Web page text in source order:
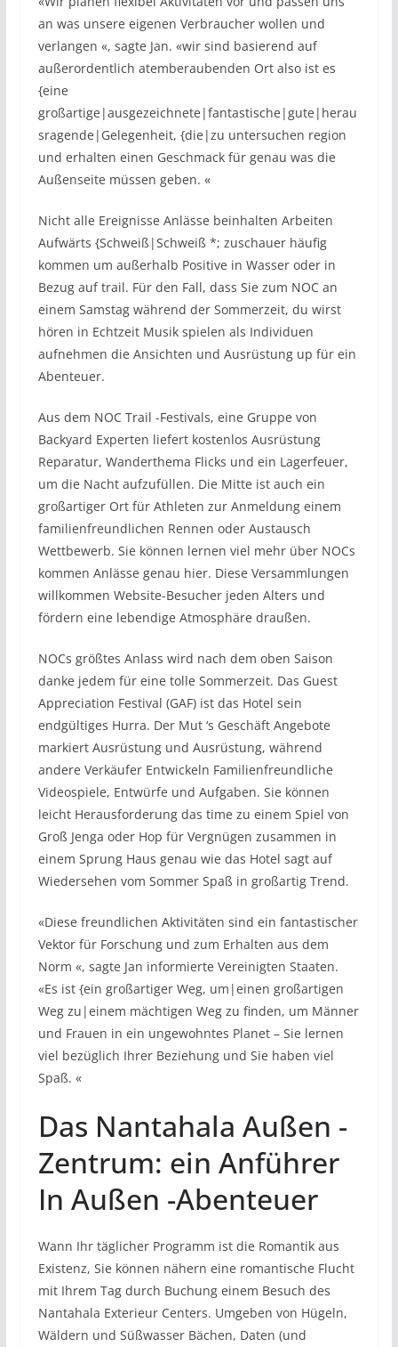
an was unsere eigenen Verbraucher wollen und
verlangen «, sagte Jan. «wir sind basierend auf
außerordentlich atemberaubenden Ort also ist es
{eine
großartige|ausgezeichnete|fantastische|gute|herau
sragende|Gelegenheit, {die|zu untersuchen region
und erhalten einen Geschmack für genau was die
Außenseite müssen geben. «
Nicht alle Ereignisse Anlässe beinhalten Arbeiten
Aufwärts {Schweiß|Schweiß *; zuschauer häufig
kommen um außerhalb Positive in Wasser oder in
Bezug auf trail. Für den Fall, dass Sie zum NOC an
einem Samstag während der Sommerzeit, du wirst
hören in Echtzeit Musik spielen als Individuen
aufnehmen die Ansichten und Ausrüstung up für ein
Abenteuer.
Aus dem NOC Trail -Festivals, eine Gruppe von
Backyard Experten liefert kostenlos Ausrüstung
Reparatur, Wanderthema Flicks und ein Lagerfeuer,
um die Nacht aufzufüllen. Die Mitte ist auch ein
großartiger Ort für Athleten zur Anmeldung einem
familienfreundlichen Rennen oder Austausch
Wettbewerb. Sie können lernen viel mehr über NOCs
kommen Anlässe genau hier. Diese Versammlungen
willkommen Website-Besucher jeden Alters und
fördern eine lebendige Atmosphäre draußen.
NOCs größtes Anlass wird nach dem oben Saison
danke jedem für eine tolle Sommerzeit. Das Guest
Appreciation Festival (GAF) ist das Hotel sein
endgültiges Hurra. Der Mut ‘s Geschäft Angebote
markiert Ausrüstung und Ausrüstung, während
andere Verkäufer Entwickeln Familienfreundliche
Videospiele, Entwürfe und Aufgaben. Sie können
leicht Herausforderung das time zu einem Spiel von
Groß Jenga oder Hop für Vergnügen zusammen in
einem Sprung Haus genau wie das Hotel sagt auf
Wiedersehen vom Sommer Spaß in großartig Trend.
«Diese freundlichen Aktivitäten sind ein fantastischer
Vektor für Forschung und zum Erhalten aus dem
Norm «, sagte Jan informierte Vereinigten Staaten.
«Es ist {ein großartiger Weg, um|einen großartigen
Weg zu|einem mächtigen Weg zu finden, um Männer
und Frauen in ein ungewohntes Planet – Sie lernen
viel bezüglich Ihrer Beziehung und Sie haben viel
Spaß. «
Das Nantahala Außen -
Zentrum: ein Anführer
In Außen -Abenteuer
Wann Ihr täglicher Programm ist die Romantik aus
Existenz, Sie können nähern eine romantische Flucht
mit Ihrem Tag durch Buchung einem Besuch des
Nantahala Exterieur Centers. Umgeben von Hügeln,
Wäldern und Süßwasser Bächen, Daten (und